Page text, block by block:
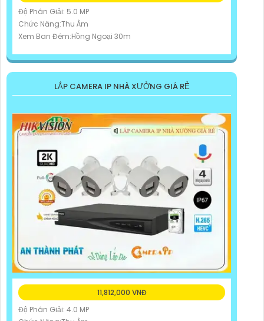
Độ Phân Giải: 5.0 MP
Chức Năng:Thu Âm
Xem Ban Đêm:Hồng Ngoại 30m
LẮP CAMERA IP NHÀ XƯỞNG GIÁ RẺ
11,812,000 VNĐ
Độ Phân Giải: 4.0 MP